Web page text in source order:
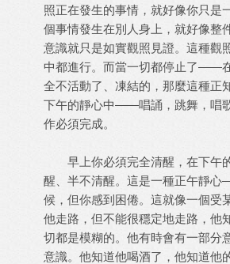
照正在發生的事情，就好像你只是
個事情發生在別人身上，就好像整
意識就只是如實觀照見證。這種觀
中都進行。而當一切都停止了——
全不活動了、凍結的，那麼這種正
下午的靜心中——唱誦，跳舞，唱
作必須完成。
早上你必須完全清醒，在下午
醒、半不清醒。這是一種正午靜
候，但你感到困倦。這就像一個受
他走路，但不能很穩定地走路，他
切都是模糊的。他有時會有一部分
意識。他知道他喝酒了，他知道他